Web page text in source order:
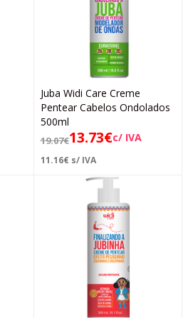
Juba Widi Care Creme
Pentear Cabelos Ondolados
500ml
19.07€13.73€c/ IVA
11.16€ s/ IVA